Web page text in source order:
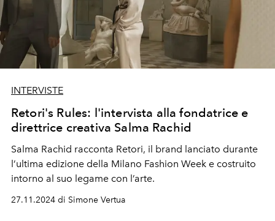
INTERVISTE
Retori's Rules: l'intervista alla fondatrice e
direttrice creativa Salma Rachid
Salma Rachid racconta Retori, il brand lanciato durante
l’ultima edizione della Milano Fashion Week e costruito
intorno al suo legame con l’arte.
27.11.2024 di Simone Vertua